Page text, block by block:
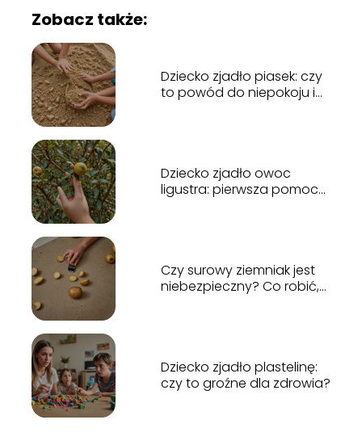
Zobacz także:
Dziecko zjadło piasek: czy
to powód do niepokoju i
Dziecko zjadło owoc
ligustra: pierwsza pomoc
Czy surowy ziemniak jest
niebezpieczny? Co robić,
Dziecko zjadło plastelinę:
czy to groźne dla zdrowia?